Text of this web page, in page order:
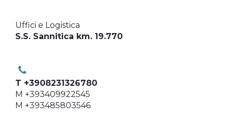
Uffici e Logistica
S.S. Sannitica km. 19.770
T +3908231326780
M +393409922545
M +393485803546